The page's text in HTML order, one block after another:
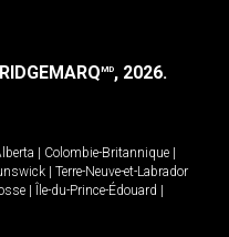
MD, 2026.
Colombie-Britannique
Terre-Neuve-et-Labrador
Île-du-Prince-Édouard